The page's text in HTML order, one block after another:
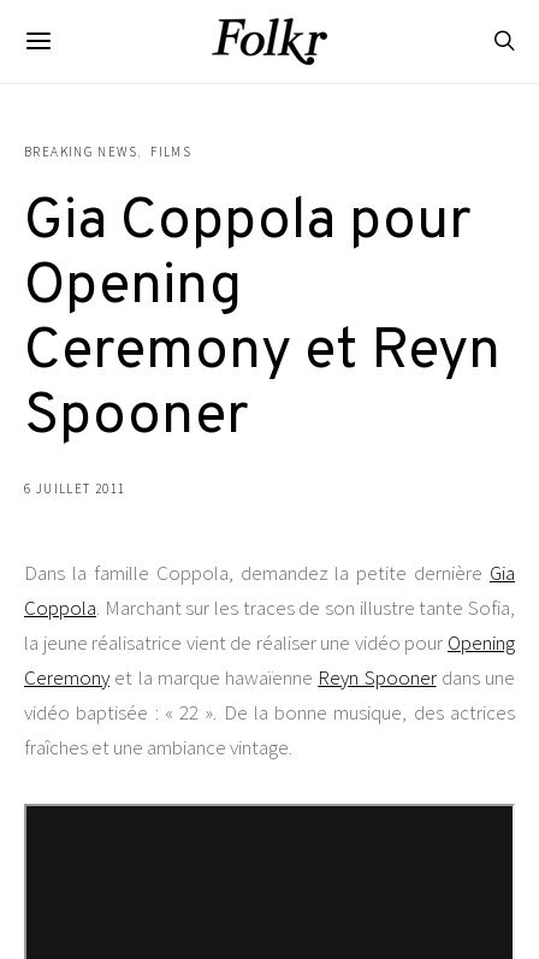
BREAKING NEWS FILMS
Gia Coppola pour
Opening
Ceremony et Reyn
Spooner
6 JUILLET 2011
Dans la famille Coppola, demandez la petite dernière Gia
Coppola. Marchant sur les traces de son illustre tante Sofia,
la jeune réalisatrice vient de réaliser une vidéo pour Opening
Ceremony et la marque hawaïenne Reyn Spoonerdans une
vidéo baptisée : « 22 ». De la bonne musique, des actrices
fraîches et une ambiance vintage.